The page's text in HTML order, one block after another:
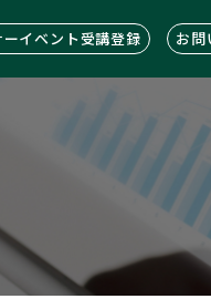
イベント受講登録 お問